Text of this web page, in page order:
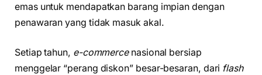
emas untuk mendapatkan barang impian dengan
penawaran yang tidak masuk akal.
Setiap tahun, e-commercenasional bersiap
menggelar “perang diskon” besar-besaran, dari flash